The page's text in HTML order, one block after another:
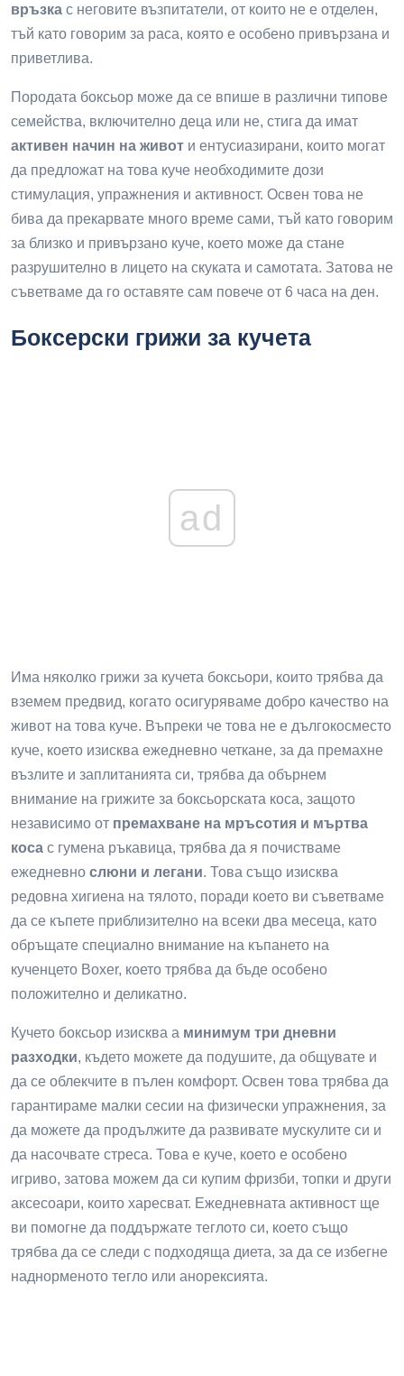
връзка с неговите възпитатели, от които не е отделен,
тъй като говорим за раса, която е особено привързана и
приветлива.
Породата боксьор може да се впише в различни типове
семейства, включително деца или не, стига да имат
активен начин на живот и ентусиазирани, които могат
да предложат на това куче необходимите дози
стимулация, упражнения и активност. Освен това не
бива да прекарвате много време сами, тъй като говорим
за близко и привързано куче, което може да стане
разрушително в лицето на скуката и самотата. Затова не
съветваме да го оставяте сам повече от 6 часа на ден.
Боксерски грижи за кучета
ad
Има няколко грижи за кучета боксьори, които трябва да
вземем предвид, когато осигуряваме добро качество на
живот на това куче. Въпреки че това не е дългокосместо
куче, което изисква ежедневно четкане, за да премахне
възлите и заплитанията си, трябва да обърнем
внимание на грижите за боксьорската коса, защото
независимо от премахване на мръсотия и мъртва
коса с гумена ръкавица, трябва да я почистваме
ежедневно слюни и легани. Това също изисква
редовна хигиена на тялото, поради което ви съветваме
да се къпете приблизително на всеки два месеца, като
обръщате специално внимание на къпането на
кученцето Boxer, което трябва да бъде особено
положително и деликатно.
Кучето боксьор изисква a минимум три дневни
разходки, където можете да подушите, да общувате и
да се облекчите в пълен комфорт. Освен това трябва да
гарантираме малки сесии на физически упражнения, за
да можете да продължите да развивате мускулите си и
да насочвате стреса. Това е куче, което е особено
игриво, затова можем да си купим фризби, топки и други
аксесоари, които харесват. Ежедневната активност ще
ви помогне да поддържате теглото си, което също
трябва да се следи с подходяща диета, за да се избегне
наднорменото тегло или анорексията.